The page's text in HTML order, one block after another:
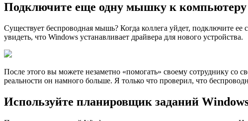
Подключите еще одну мышку к компьютеру
Существует беспроводная мышь? Когда коллега уйдет, подключите
увидеть, что Windows устанавливает драйвера для нового устройства.
После этого вы можете незаметно «помогать» своему сотруднику со
реальности он намного больше. Я только что проверил, что
Используйте планировщик заданий